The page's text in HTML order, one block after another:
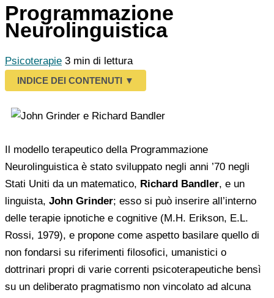
Programmazione
Neurolinguistica
Psicoterapie 3 min di lettura
INDICE DEI CONTENUTI ▼
Il modello terapeutico della Programmazione
Neurolinguistica è stato sviluppato negli anni ’70 negli
Stati Uniti da un matematico, Richard Bandler, e un
linguista, John Grinder; esso si può inserire all’interno
delle terapie ipnotiche e cognitive (M.H. Erikson, E.L.
Rossi, 1979), e propone come aspetto basilare quello di
non fondarsi su riferimenti filosofici, umanistici o
dottrinari propri di varie correnti psicoterapeutiche bensì
su un deliberato pragmatismo non vincolato ad alcuna